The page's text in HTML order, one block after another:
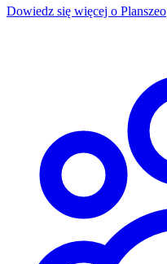
Dowiedz się więcej o Planszeo